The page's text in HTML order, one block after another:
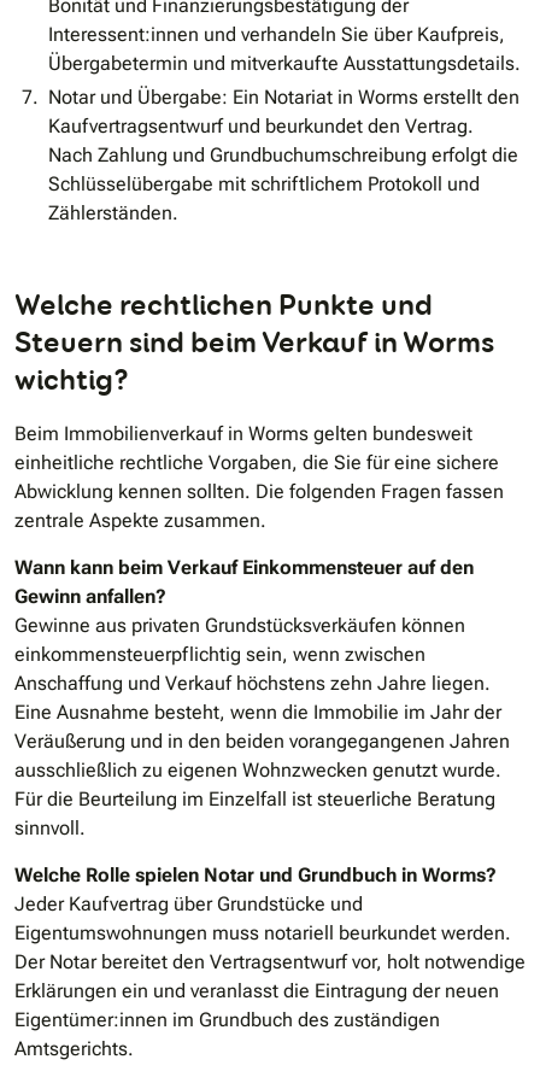
Bonität und Finanzierungsbestätigung der
Interessent:innen und verhandeln Sie über Kaufpreis,
Übergabetermin und mitverkaufte Ausstattungsdetails.
Notar und Übergabe: Ein Notariat in Worms erstellt den
Kaufvertragsentwurf und beurkundet den Vertrag.
Nach Zahlung und Grundbuchumschreibung erfolgt die
Schlüsselübergabe mit schriftlichem Protokoll und
Zählerständen.
Welche rechtlichen Punkte und
Steuern sind beim Verkauf in Worms
wichtig?
Beim Immobilienverkauf in Worms gelten bundesweit
einheitliche rechtliche Vorgaben, die Sie für eine sichere
Abwicklung kennen sollten. Die folgenden Fragen fassen
zentrale Aspekte zusammen.
Wann kann beim Verkauf Einkommensteuer auf den
Gewinn anfallen?
Gewinne aus privaten Grundstücksverkäufen können
einkommensteuerpflichtig sein, wenn zwischen
Anschaffung und Verkauf höchstens zehn Jahre liegen.
Eine Ausnahme besteht, wenn die Immobilie im Jahr der
Veräußerung und in den beiden vorangegangenen Jahren
ausschließlich zu eigenen Wohnzwecken genutzt wurde.
Für die Beurteilung im Einzelfall ist steuerliche Beratung
sinnvoll.
Welche Rolle spielen Notar und Grundbuch in Worms?
Jeder Kaufvertrag über Grundstücke und
Eigentumswohnungen muss notariell beurkundet werden.
Der Notar bereitet den Vertragsentwurf vor, holt notwendige
Erklärungen ein und veranlasst die Eintragung der neuen
Eigentümer:innen im Grundbuch des zuständigen
Amtsgerichts.